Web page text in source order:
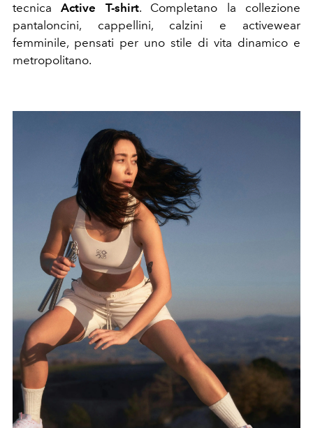
tecnicaActive T-shirt. Completano la collezione
pantaloncini, cappellini, calzini e activewear
femminile, pensati per uno stile di vita dinamico e
metropolitano.